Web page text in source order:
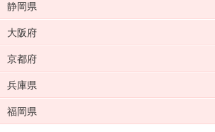
静岡県
大阪府
京都府
兵庫県
福岡県